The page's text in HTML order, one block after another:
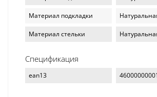
Материал подкладки
Материал стельки
Спецификация
ean13